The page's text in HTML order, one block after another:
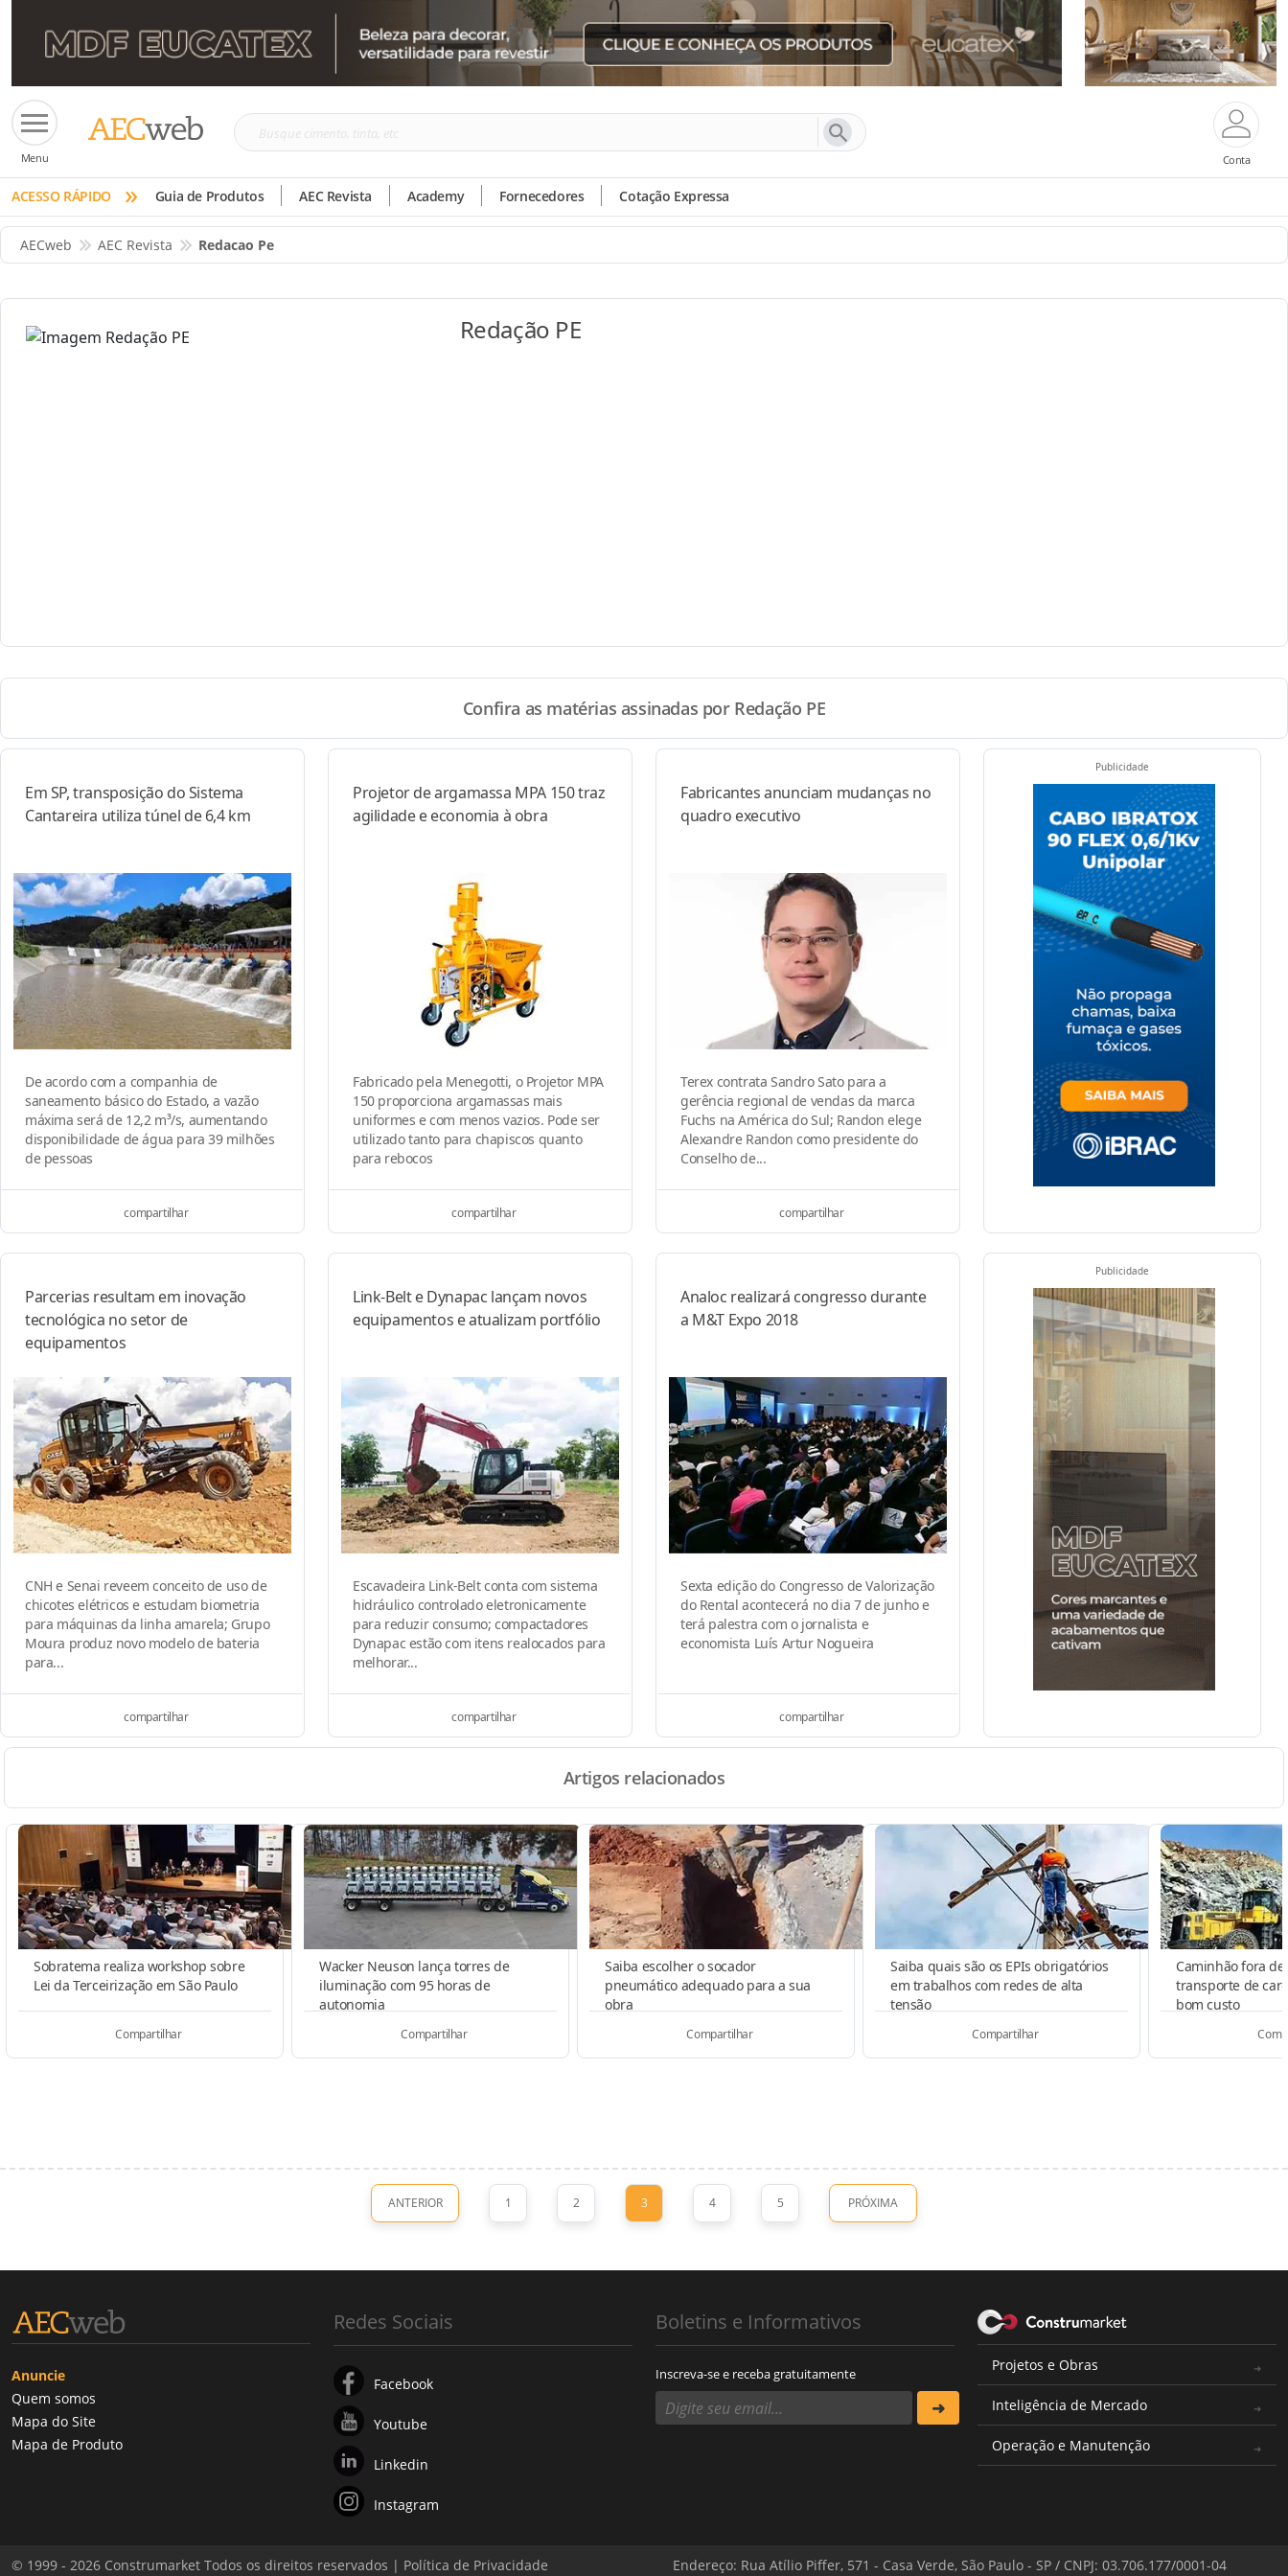
Menu
Busque
tinta,
etc
Conta
ACESSO RÁPIDO » Guia de Produtos AEC Revista Academy Fornecedores Cotação Expressa
AECweb AEC Revista Redacao Pe
Redação PE
Confira as matérias assinadas por Redação PE
Em SP, transposição do Sistema
Cantareira utiliza túnel de 6,4 km
De acordo com a companhia de
saneamento básico do Estado, a vazão
máxima será de 12,2 m³/s, aumentando
disponibilidade de água para 39 milhões
de pessoas
compartilhar
Projetor de argamassa MPA 150 traz
agilidade e economia à obra
Fabricado pela Menegotti, o Projetor MPA
150 proporciona argamassas mais
uniformes e com menos vazios. Pode ser
utilizado tanto para chapiscos quanto
para rebocos
compartilhar
Fabricantes anunciam mudanças no
quadro executivo
Terex contrata Sandro Sato para a
gerência regional de vendas da marca
Fuchs na América do Sul; Randon elege
Alexandre Randon como presidente do
Conselho de...
compartilhar
Publicidade
Parcerias resultam em inovação
tecnológica no setor de
equipamentos
CNH e Senai reveem conceito de uso de
chicotes elétricos e estudam biometria
para máquinas da linha amarela; Grupo
Moura produz novo modelo de bateria
para...
compartilhar
Link-Belt e Dynapac lançam novos
equipamentos e atualizam portfólio
Escavadeira Link-Belt conta com sistema
hidráulico controlado eletronicamente
para reduzir consumo; compactadores
Dynapac estão com itens realocados para
melhorar...
compartilhar
Analoc realizará congresso durante
a M&T Expo 2018
Sexta edição do Congresso de Valorização
do Rental acontecerá no dia 7 de junho e
terá palestra com o jornalista e
economista Luís Artur Nogueira
compartilhar
Publicidade
Artigos relacionados
Sobratema realiza workshop sobre
Lei da Terceirização em São Paulo
Compartilhar
Wacker Neuson lança torres de
iluminação com 95 horas de
autonomia
Compartilhar
Saiba escolher o socador
pneumático adequado para a sua
obra
Compartilhar
Saiba quais são os EPIs obrigatórios
em trabalhos com redes de alta
tensão
Compartilhar
Caminhão fora
transporte de
bom custo
ANTERIOR 1 2 3 4 5 PRÓXIMA
Anuncie
Quem somos
Mapa do Site
Mapa de Produto
Redes Sociais
Facebook
Youtube
Linkedin
Instagram
Boletins e Informativos
Inscreva-se e receba gratuitamente
Projetos e Obras
Inteligência de Mercado
Operação e Manutenção
© 1999 - 2026 Construmarket Todos os direitos reservados | Política de Privacidade Endereço: Rua Atílio Piffer, 571 - Casa Verde, São Paulo - SP / CNPJ: 03.706.177/0001-04